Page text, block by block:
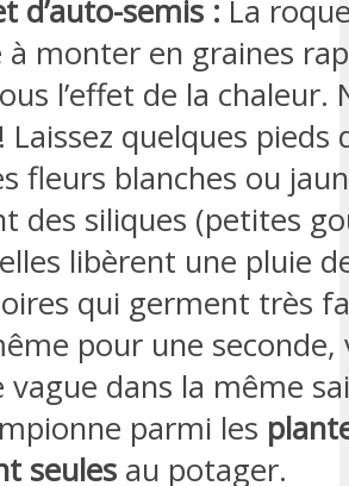
d’auto-semis : La
à monter en graines
l’effet de la chaleur.
Laissez quelques pieds
fleurs blanches ou
des siliques (petites
libèrent une pluie
qui germent très
pour une seconde,
dans la même
parmi les
seules au potager.